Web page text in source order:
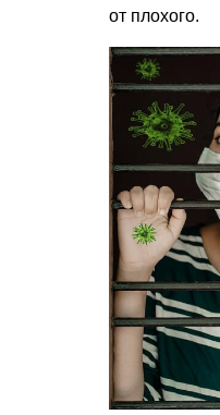
от плохого.